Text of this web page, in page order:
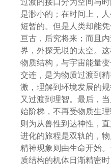
是渺小的；在时间上，
短暂的。但是人类却能
亘古，后究将来；而且
界，外探无垠的太空。
物质结构，与宇宙能量
交连，是为物质过渡到
激，理解到环境发展的
又过渡到理智。最后，
始阶梯，不再受物质生理
则为从兽性到达神性，直
进化的旅程是双轨的，
精神现象则由生命开始
质结构的机体日渐精密